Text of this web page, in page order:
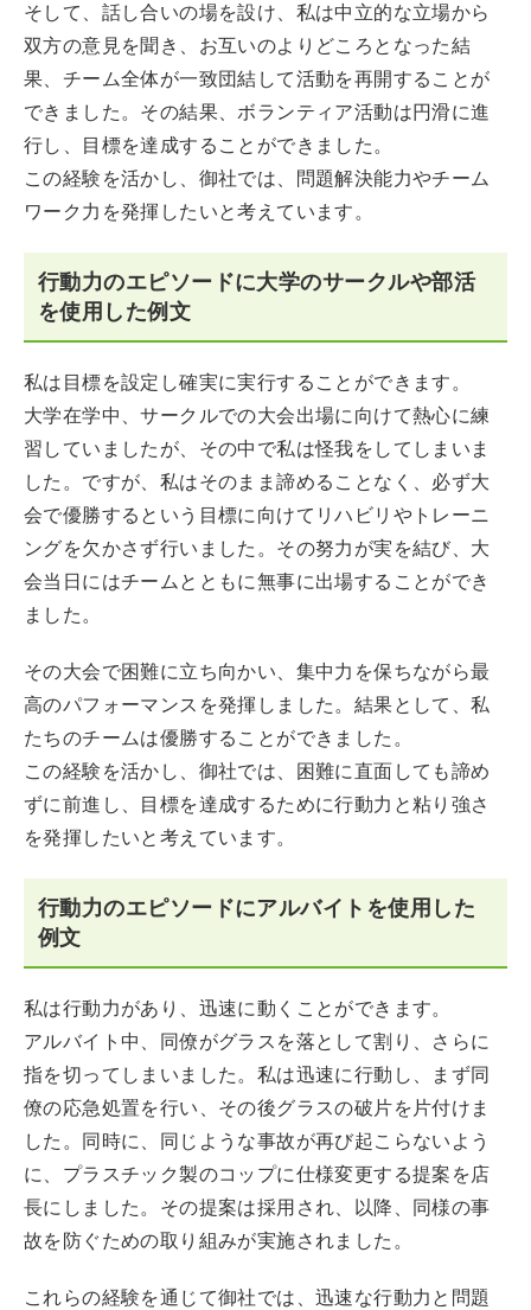
そして、話し合いの場を設け、私は中立的な立場から
双方の意見を聞き、お互いのよりどころとなった結
果、チーム全体が一致団結して活動を再開することが
できました。その結果、ボランティア活動は円滑に進
行し、目標を達成することができました。
この経験を活かし、御社では、問題解決能力やチーム
ワーク力を発揮したいと考えています。
行動力のエピソードに大学のサークルや部活
を使用した例文
私は目標を設定し確実に実行することができます。
大学在学中、サークルでの大会出場に向けて熱心に練
習していましたが、その中で私は怪我をしてしまいま
した。ですが、私はそのまま諦めることなく、必ず大
会で優勝するという目標に向けてリハビリやトレーニ
ングを欠かさず行いました。その努力が実を結び、大
会当日にはチームとともに無事に出場することができ
ました。
その大会で困難に立ち向かい、集中力を保ちながら最
高のパフォーマンスを発揮しました。結果として、私
たちのチームは優勝することができました。
この経験を活かし、御社では、困難に直面しても諦め
ずに前進し、目標を達成するために行動力と粘り強さ
を発揮したいと考えています。
行動力のエピソードにアルバイトを使用した
例文
私は行動力があり、迅速に動くことができます。
アルバイト中、同僚がグラスを落として割り、さらに
指を切ってしまいました。私は迅速に行動し、まず同
僚の応急処置を行い、その後グラスの破片を片付けま
した。同時に、同じような事故が再び起こらないよう
に、プラスチック製のコップに仕様変更する提案を店
長にしました。その提案は採用され、以降、同様の事
故を防ぐための取り組みが実施されました。
これらの経験を通じて御社では、迅速な行動力と問題